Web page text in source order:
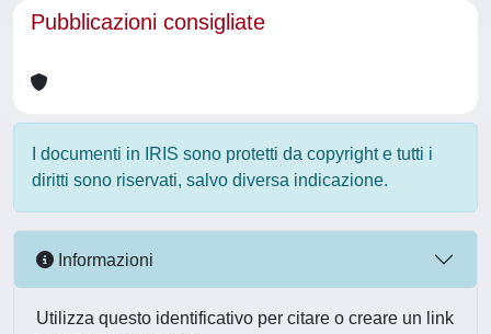
Pubblicazioni consigliate
I documenti in IRIS sono protetti da copyright e tutti i
diritti sono riservati, salvo diversa indicazione.
Informazioni
Utilizza questo identificativo per citare o creare un link